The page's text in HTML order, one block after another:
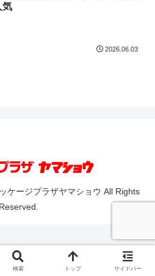
気
2026.06.03
ケージプラザヤマショウ All Rights
Reserved.
検索 トップ サイドバー